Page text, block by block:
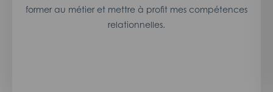
former au métier et mettre à profit mes compétences
relationnelles.